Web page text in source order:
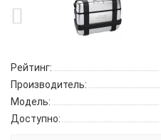
Рейтинг:
Производитель:
Модель:
Доступно: